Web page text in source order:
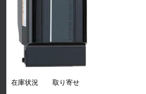
在庫状況 取り寄せ